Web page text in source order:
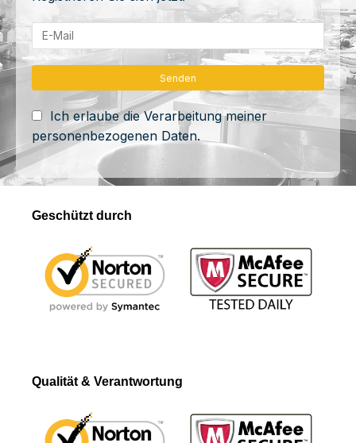
Ich erlaube die Verarbeitung meiner
personenbezogenen Daten.
Geschützt durch
Qualität & Verantwortung